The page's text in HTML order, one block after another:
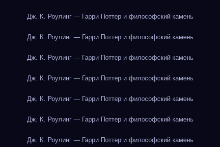
Дж. К. Роулинг — Гарри Поттер и философский камень
Дж. К. Роулинг — Гарри Поттер и философский камень
Дж. К. Роулинг — Гарри Поттер и философский камень
Дж. К. Роулинг — Гарри Поттер и философский камень
Дж. К. Роулинг — Гарри Поттер и философский камень
Дж. К. Роулинг — Гарри Поттер и философский камень
Дж. К. Роулинг — Гарри Поттер и философский камень